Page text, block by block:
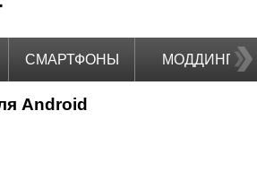
СМАРТФОНЫ МОДДИНГ
Android